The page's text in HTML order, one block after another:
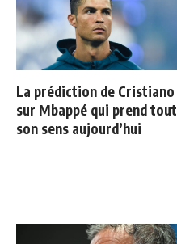
La prédiction de Cristiano
sur Mbappé qui prend tout
son sens aujourd’hui